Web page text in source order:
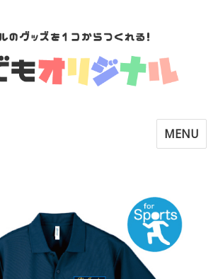
Toggle
MENU